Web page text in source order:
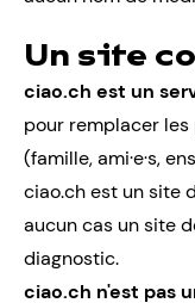
Un site
ciao.ch est un
pour remplacer
(famille, ami·e·s,
ciao.ch est un site
aucun cas un site
diagnostic.
ciao.ch n'est pas